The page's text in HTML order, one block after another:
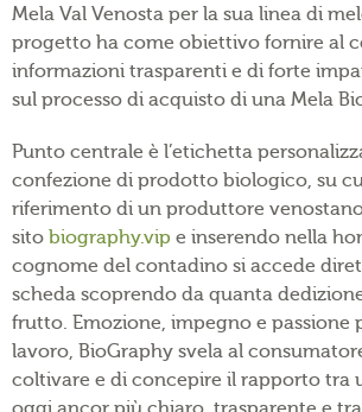
Mela Val Venosta per la sua linea di
progetto ha come obiettivo fornire al
informazioni trasparenti e di forte
sul processo di acquisto di una Mela
Punto centrale è l’etichetta
confezione di prodotto biologico, su
riferimento di un produttore
sito biography.vip e inserendo nella
cognome del contadino si accede
scheda scoprendo da quanta
frutto. Emozione, impegno e passione
lavoro, BioGraphy svela al
coltivare e di concepire il rapporto tra